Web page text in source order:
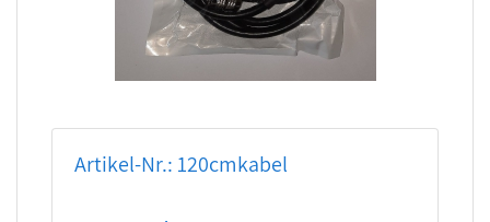
Artikel-Nr.: 120cmkabel